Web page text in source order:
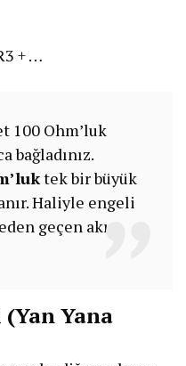
+ …
100 Ohm’luk
bağladınız.
tek bir büyük
Haliyle engeli
geçen akım
Yana